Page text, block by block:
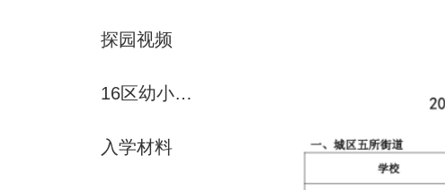
探园视频
16区幼小初资源解析
入学材料